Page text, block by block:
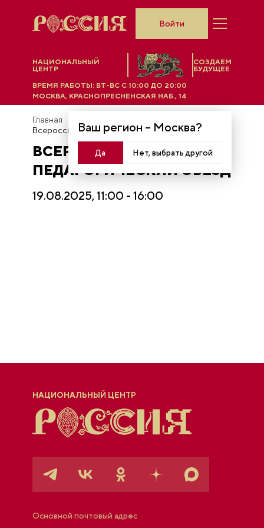
НАЦИОНАЛЬНЫЙ
ЦЕНТР
СОЗДАЕМ
БУДУЩЕЕ
Ваш регион – Москва?
Да Нет, выбрать другой
ВРЕМЯ РАБОТЫ: ВТ-ВС C 10:00 ДО 20:00
МОСКВА, КРАСНОПРЕСНЕНСКАЯ НАБ., 14
Войти
Главная
Всероссийский педагогический съезд
ВСЕРОССИЙСКИЙ
ПЕДАГОГИЧЕСКИЙ СЪЕЗД
19.08.2025, 11:00 - 16:00
НАЦИОНАЛЬНЫЙ ЦЕНТР
Основной почтовый адрес